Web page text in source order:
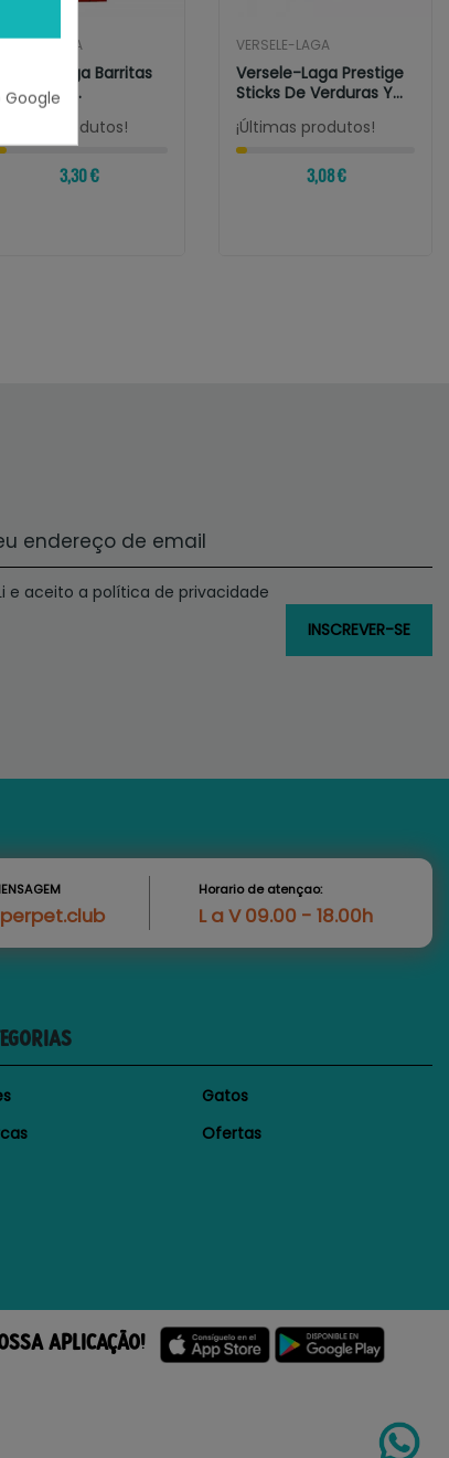
LAGA
Versele-Laga Barritas
Para
Passeriformes Con...
¡Últimas produtos!
3,30 €
VERSELE-LAGA
Versele-Laga Prestige
Sticks De Verduras Y
Diente De...
¡Últimas produtos!
3,08 €
e aceito a política de privacidade
Horario de atençao:
L a V 09.00 - 18.00h
Gatos
Ofertas
APLICAÇÃO!
Google